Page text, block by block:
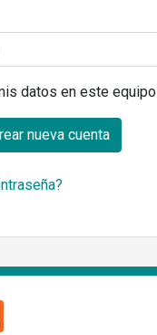
datos en este equipo
nueva cuenta